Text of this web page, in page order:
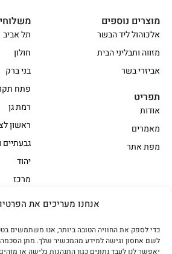
אנחנו מעריכים את
לשם אחסון וגישה למידע מהמכשיר שלך. מתן הסכמה
יאפשר לנו לעבד נתונים כגון התנהגות גלישה או
אווז
בשר בקר
בשר בקר עגלה משובח
בשר
תל אביב
חולון
בני ברק
פתח
רמת גן
ראשון
גבעתיים
יהוד
מרכז
מוצרים נוספים
אלכוהול ליד הבשר
מזווה ותבליני הבית
אביזרי בשר
תפריט
אודות
מאמרים
מפת אתר